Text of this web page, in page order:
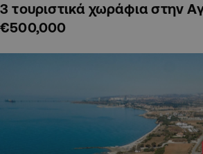
3 τουριστικά χωράφια στην
€500,000